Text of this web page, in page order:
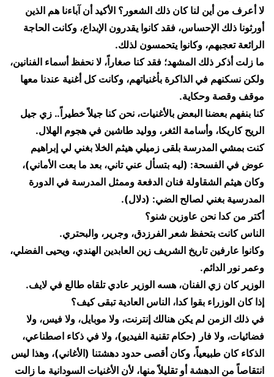
​لا أعرف من أين لنا كان ذلك الشعور؟ الأكيد أن آباءنا هم الذين
أورثونا ذلك الإحساس، فقد كانوا يقدرون الإبداع، وكانت الحاجة
الرائعة تعجبهم، وكانوا يتحمسون لذلك.
​ما زلت أذكر ذلك المشهد؛ فقد كنا صغاراً، لا نحفظ أسماء الفنانين،
ولكن نسكنهم في الذاكرة بأغنياتهم، وكانت كل أغنية عندنا معها
موقف وقصة وحكاية.
​كنا بنفهم بعضنا البعض بالأغنيات، نحن كنا جيلاً خطيراً.. زي جيل
الريح كاريكا، وأسامة الثغر، ووليد طاشين في هجوم الهلال.
​كنت بمشي المدرسة بلقى زميلي هيثم الخلا بغني لي إبراهيم
عوض في الفسحة: (ليه بتسأل عني تاني، بعد ما بعت الأماني)،
وكان هيثم الشقاولة فنان الدفعة وممثل المدرسة في الدورة
المدرسية بغني لصالح الضي: (دلال).
​أكتر من كدا نحن عاوزين شنو؟
​الناس كانت بتحفظ شعر الفرزدق، وجرير، والبحتري.
​وكانوا عارفين تاريخ الشريف زين العابدين الهندي، ويحيى الفضلي،
وعمر نور الدائم.
​الوزير كان زي الفنان، هسه الوزير عادي تلقاه طالع في لايف.
​إذا كان الوزراء بقوا كدا، الناس العادية تبقى كيف؟
​في ذلك الزمن لم يكن هنالك إنترنت، ولا موبايل، ولا فيس، ولا
فضائيات، ولا فار (حكام تقنية الفيديو)، ولا في ذكاء اصطناعي،
الذكاء كان طبيعياً، وكان أقصى حدود دهشتنا (الأغاني)، وهذا ليس
انتقاصاً من الدهشة أو تقليلاً منها، لأن الأغنيات السودانية ما زالت